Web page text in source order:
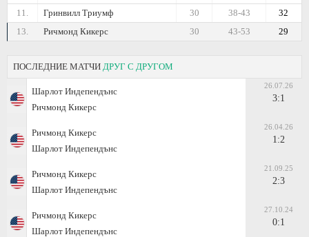
11.
Гринвилл Триумф 32
38-43
30
13.
Ричмонд Кикерс 29
43-53
30
ПОСЛЕДНИЕ МАТЧИ ДРУГ С ДРУГОМ
Шарлот Индепендънс
Ричмонд Кикерс
26.07.26
3:1
Ричмонд Кикерс
Шарлот Индепендънс
26.04.26
1:2
Ричмонд Кикерс
Шарлот Индепендънс
21.09.25
2:3
Ричмонд Кикерс
Шарлот Индепендънс
27.10.24
0:1